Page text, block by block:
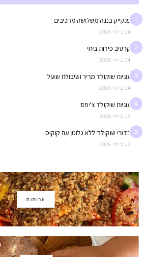
1 פנקייק בננה משלושה מרכיבים
14 ביולי 2026
2 קרטיב פירות ביתי
14 ביולי 2026
3 עוגיות שוקולד מריר ושיבולת שועל
14 ביולי 2026
4 עוגיות שוקולד צ'יפס
13 ביולי 2026
5 כדורי שוקולד ללא גלוטן עם קוקוס
13 ביולי 2026
ארוחות